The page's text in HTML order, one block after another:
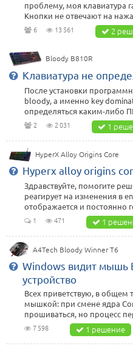
проблему, моя клавиатура
Кнопки не отвечают на
6 13 561 2
Bloody B810R
Клавиатура не
После установки
bloody, а именно key
определяться каким-либо
2 2 031 1
HyperX Alloy Origins Core
Hyperx alloy origins
Здравствуйте, помогите
реагирует на изменения в
отображается и постоянно
1 471 1
A4Tech Bloody Winner T6
Windows видит мышь
устройство
Всех приветствую, в общем
мышкой: при смене ядра
прошиваться, но процесс
7 598 1 решение